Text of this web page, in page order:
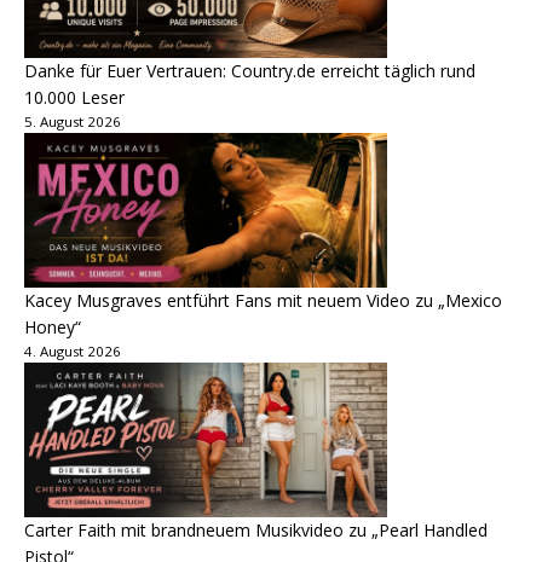
Danke für Euer Vertrauen: Country.de erreicht täglich rund
10.000 Leser
5. August 2026
Kacey Musgraves entführt Fans mit neuem Video zu „Mexico
Honey“
4. August 2026
Carter Faith mit brandneuem Musikvideo zu „Pearl Handled
Pistol“